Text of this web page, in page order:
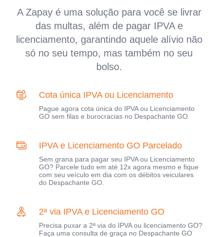
A Zapay é uma solução para você se livrar
das multas, além de pagar IPVA e
licenciamento, garantindo aquele alívio não
só no seu tempo, mas também no seu
bolso.
Cota única IPVA ou Licenciamento
Pague agora cota única do IPVA ou Licenciamento
GO sem filas e burocracias no Despachante GO.
IPVA e Licenciamento GO Parcelado
Sem grana para pagar seu IPVA ou Licenciamento
GO? Parcele tudo em até 12x agora mesmo e fique
com seu veículo em dia com os débitos veiculares
do Despachante GO.
2ª via IPVA e Licenciamento GO
Precisa puxar a 2ª via do IPVA ou licenciamento GO?
Faça uma consulta de graça no Despachante GO